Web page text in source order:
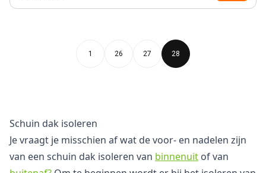
1 26 27 28
Schuin dak isoleren
Je vraagt je misschien af wat de voor- en nadelen zijn
van een schuin dak isoleren van binnenuit of van